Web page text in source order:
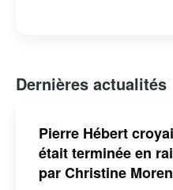
Dernières actualités
Pierre Hébert
était terminée en
par Christine